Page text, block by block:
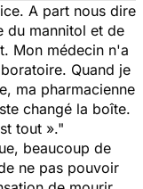
A part nous dire
du mannitol et de
Mon médecin n'a
Quand je
ma pharmacienne
changé la boîte.
tout »."
beaucoup de
ne pas pouvoir